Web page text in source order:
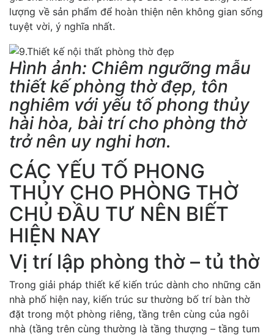
lượng về sản phẩm để hoàn thiện nên không gian sống
tuyệt vời, ý nghĩa nhất.
Hình ảnh: Chiêm ngưỡng mẫu
thiết kế phòng thờ đẹp, tôn
nghiêm với yếu tố phong thủy
hài hòa, bài trí cho phòng thờ
trở nên uy nghi hơn.
CÁC YẾU TỐ PHONG
THỦY CHO PHÒNG THỜ
CHỦ ĐẦU TƯ NÊN BIẾT
HIỆN NAY
Vị trí lập phòng thờ – tủ thờ
Trong giải pháp thiết kế kiến trúc dành cho những căn
nhà phố hiện nay, kiến trúc sư thường bố trí bàn thờ
đặt trong một phòng riêng, tầng trên cùng của ngôi
nhà (tầng trên cùng thường là tầng thượng – tầng tum